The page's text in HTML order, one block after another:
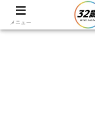
ホーム グルメ
メニュー